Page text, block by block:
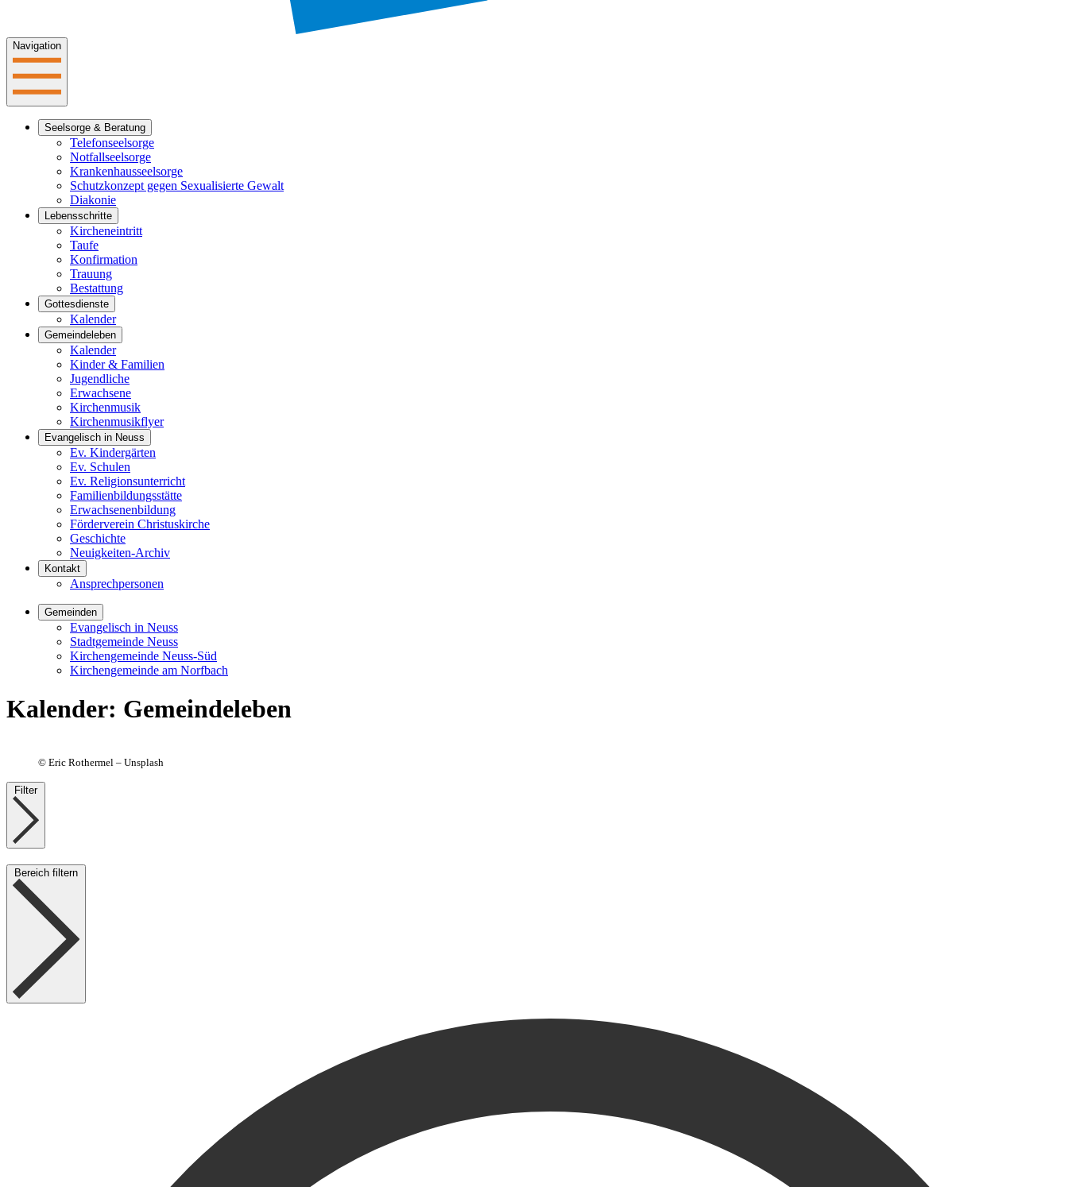
Navigation
Seelsorge & Beratung
Telefonseelsorge
Notfallseelsorge
Krankenhausseelsorge
Schutzkonzept gegen Sexualisierte Gewalt
Diakonie
Lebensschritte
Kircheneintritt
Taufe
Konfirmation
Trauung
Bestattung
Gottesdienste
Kalender
Gemeindeleben
Kalender
Kinder & Familien
Jugendliche
Erwachsene
Kirchenmusik
Kirchenmusikflyer
Evangelisch in Neuss
Ev. Kindergärten
Ev. Schulen
Ev. Religionsunterricht
Familienbildungsstätte
Erwachsenenbildung
Förderverein Christuskirche
Geschichte
Neuigkeiten-Archiv
Kontakt
Ansprechpersonen
Gemeinden
Evangelisch in Neuss
Stadtgemeinde Neuss
Kirchengemeinde Neuss-Süd
Kirchengemeinde am Norfbach
Kalender: Gemeindeleben
© Eric Rothermel – Unsplash
Filter